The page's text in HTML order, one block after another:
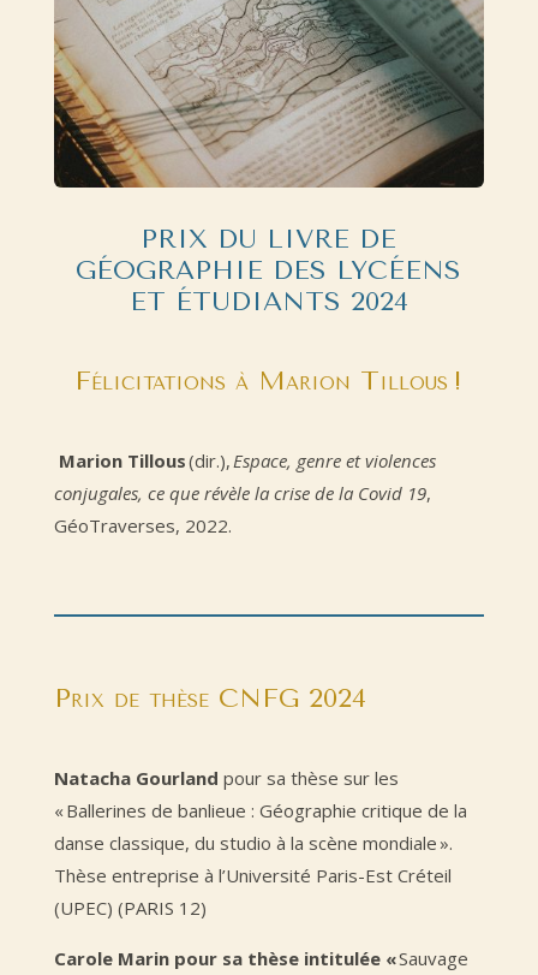
PRIX DU LIVRE DE
GÉOGRAPHIE DES LYCÉENS
ET ÉTUDIANTS 2024
Félicitations à Marion Tillous !
Marion Tillous(dir.), Espace, genre et violences
conjugales, ce que révèle la crise de la Covid 19,
GéoTraverses, 2022.
Prix de thèse CNFG 2024
Natacha Gourland pour sa thèse sur les
« Ballerines de banlieue : Géographie critique de la
danse classique, du studio à la scène mondiale ».
Thèse entreprise à l’Université Paris-Est Créteil
(UPEC) (PARIS 12)
Carole Marin pour sa thèse intitulée «Sauvage